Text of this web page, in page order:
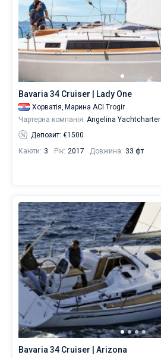
Bavaria 34 Cruiser | Lady One
Хорватія, Марина ACI Trogir
Чартерна компанія: Angelina Yachtcharter
Депозит: €1500
Каюти: 3 Рік: 2017 Довжина: 33 фт
Bavaria 34 Cruiser | Arizona